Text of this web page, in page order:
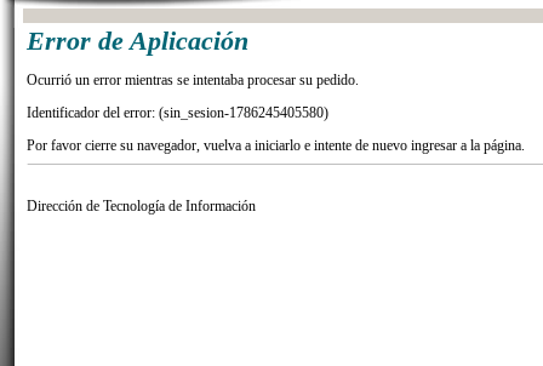
Error de Aplicación
Ocurrió un error mientras se intentaba procesar su pedido.
Identificador del error: (sin_sesion-1786245405580)
Por favor cierre su navegador, vuelva a iniciarlo e intente de nuevo ingresar a la página.
Dirección de Tecnología de Información